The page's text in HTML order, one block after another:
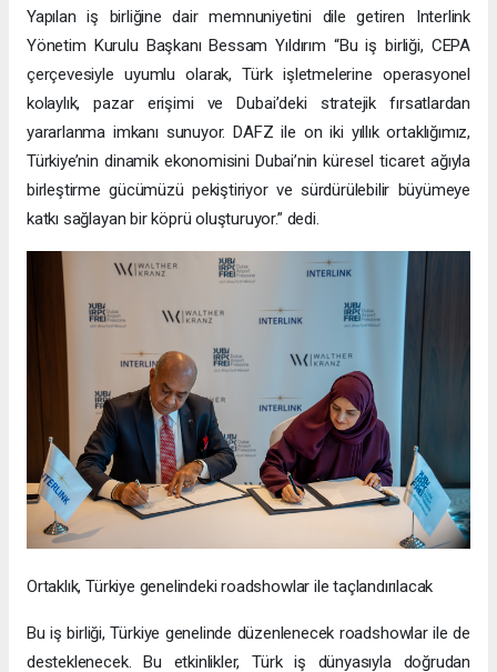
Yapılan iş birliğine dair memnuniyetini dile getiren Interlink
Yönetim Kurulu Başkanı Bessam Yıldırım “Bu iş birliği, CEPA
çerçevesiyle uyumlu olarak, Türk işletmelerine operasyonel
kolaylık, pazar erişimi ve Dubai’deki stratejik fırsatlardan
yararlanma imkanı sunuyor. DAFZ ile on iki yıllık ortaklığımız,
Türkiye’nin dinamik ekonomisini Dubai’nin küresel ticaret ağıyla
birleştirme gücümüzü pekiştiriyor ve sürdürülebilir büyümeye
katkı sağlayan bir köprü oluşturuyor.” dedi.
Ortaklık, Türkiye genelindeki roadshowlar ile taçlandırılacak
Bu iş birliği, Türkiye genelinde düzenlenecek roadshowlar ile de
desteklenecek. Bu etkinlikler, Türk iş dünyasıyla doğrudan